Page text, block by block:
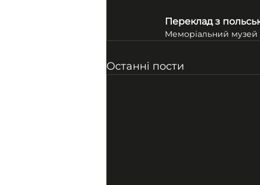
Переклад з
Меморіальний музей
Останні пости